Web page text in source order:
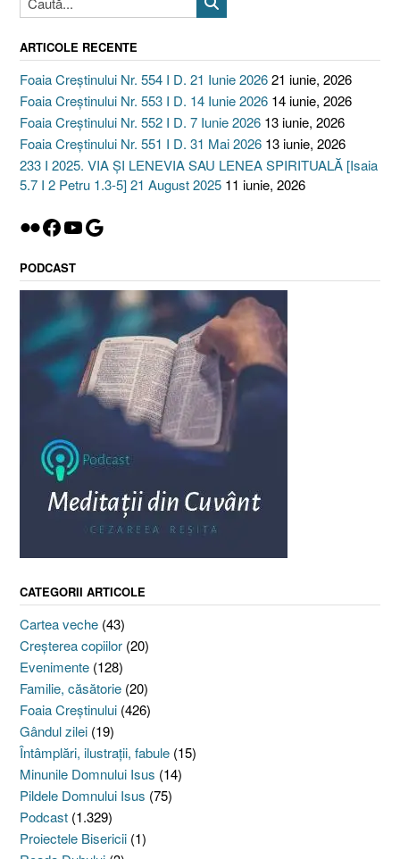
ARTICOLE RECENTE
Foaia Creștinului Nr. 554 I D. 21 Iunie 202621 iunie, 2026
Foaia Creștinului Nr. 553 I D. 14 Iunie 2026 14 iunie, 2026
Foaia Creștinului Nr. 552 I D. 7 Iunie 2026 13 iunie, 2026
Foaia Creștinului Nr. 551 I D. 31 Mai 2026 13 iunie, 2026
233 I 2025. VIA ȘI LENEVIA SAU LENEA SPIRITUALĂ [Isaia
5.7 I 2 Petru 1.3-5] 21 August 2025 11 iunie, 2026
Flickr
Facebook
YouTube
Google
PODCAST
CATEGORII ARTICOLE
Cartea veche (43)
Creşterea copiilor (20)
Evenimente (128)
Familie, căsătorie (20)
Foaia Creştinului (426)
Gândul zilei (19)
Întâmplări, ilustraţii, fabule (15)
Minunile Domnului Isus (14)
Pildele Domnului Isus (75)
Podcast (1.329)
Proiectele Bisericii (1)